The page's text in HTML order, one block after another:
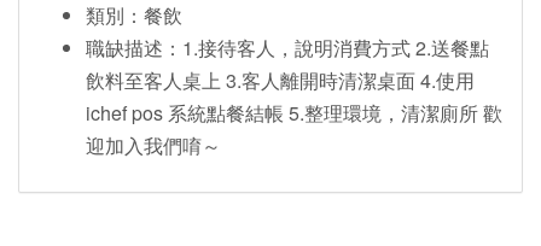
類別：餐飲
職缺描述：1.接待客人，說明消費方式 2.送餐點
飲料至客人桌上 3.客人離開時清潔桌面 4.使用
ichef pos 系統點餐結帳 5.整理環境，清潔廁所 歡
迎加入我們唷～